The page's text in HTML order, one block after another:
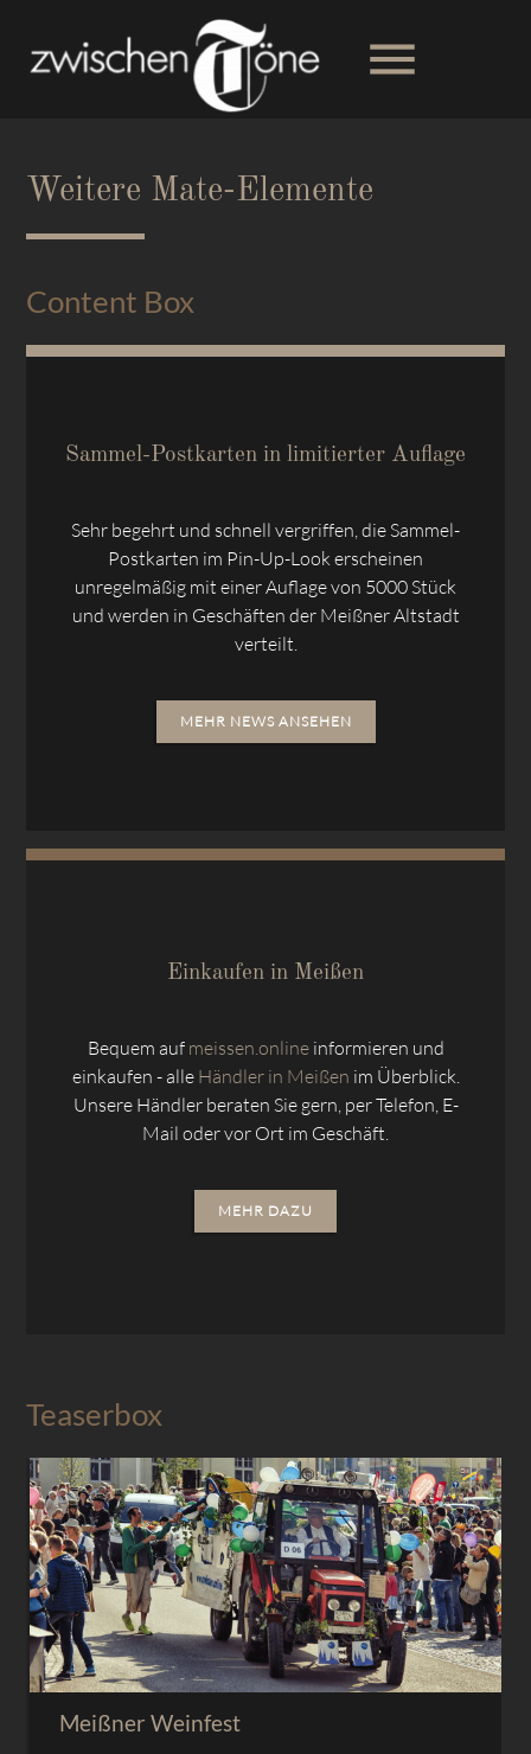
menu
Suchbegriffe
Weitere Mate-Elemente
Content Box
Sammel-Postkarten in limitierter Auflage
Sehr begehrt und schnell vergriffen, die Sammel-
Postkarten im Pin-Up-Look erscheinen
unregelmäßig mit einer Auflage von 5000 Stück
und werden in Geschäften der Meißner Altstadt
verteilt.
MEHR NEWS ANSEHEN
Einkaufen in Meißen
Bequem auf meissen.onlineinformieren und
einkaufen - alle Händler in Meißen im Überblick.
Unsere Händler beraten Sie gern, per Telefon, E-
Mail oder vor Ort im Geschäft.
MEHR DAZU
Teaserbox
Meißner Weinfest